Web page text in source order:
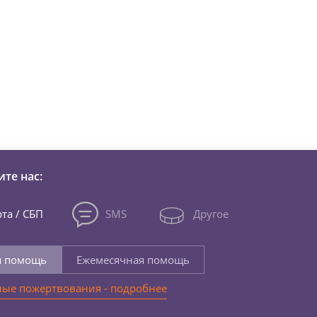
нас:
/ СБП SMS Другое
помощь
Ежемесячная помощь
пожертвования - подробнее